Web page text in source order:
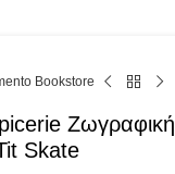
Bookstore
Skate